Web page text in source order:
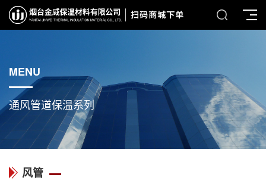
MENU
通风管道保温系列
风管